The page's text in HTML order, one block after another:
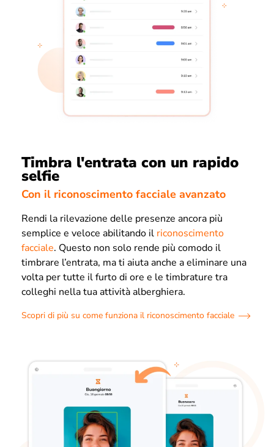
Timbra l'entrata con un rapido
selfie
Con il riconoscimento facciale avanzato
Rendi la rilevazione delle presenze ancora più
semplice e veloce abilitando il riconoscimento
facciale. Questo non solo rende più comodo il
timbrare l’entrata, ma ti aiuta anche a eliminare una
volta per tutte il furto di ore e le timbrature tra
colleghi nella tua attività alberghiera.
Scopri di più su come funziona il riconoscimento facciale